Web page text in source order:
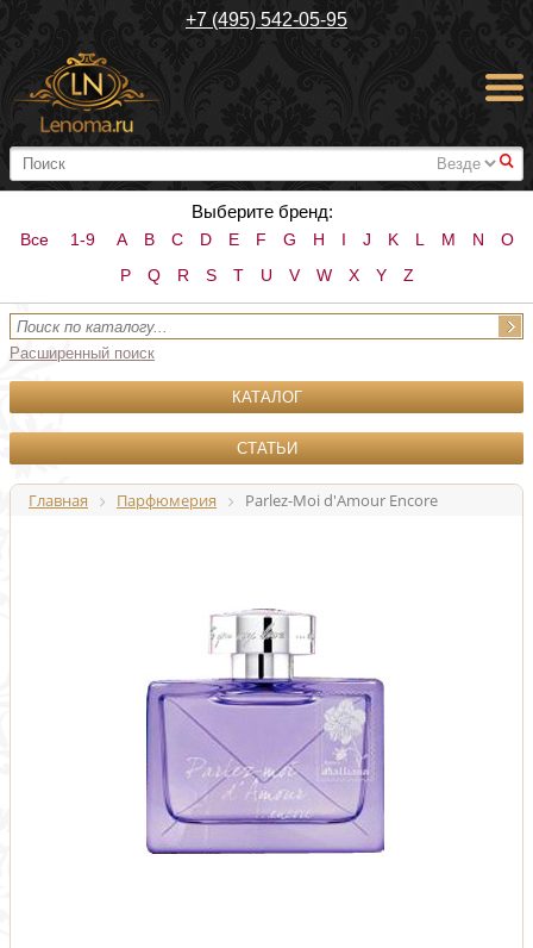
+7 (495) 542-05-95
#
Выберите бренд:
Все 1-9 A B C D E F G H I J K L M N
O
P
Q R S T U V W X Y Z
Расширенный поиск
КАТАЛОГ
СТАТЬИ
Главная Парфюмерия Parlez-Moi d'Amour Encore